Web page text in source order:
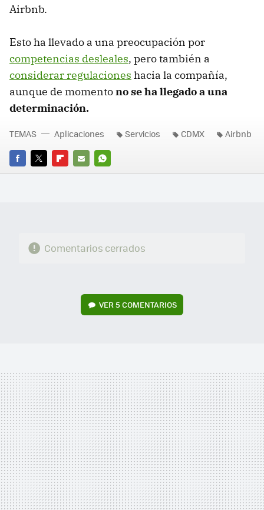
Airbnb.
Esto ha llevado a una preocupación por
competencias desleales, pero también a
considerar regulaciones hacia la compañía,
aunque de momentono se ha llegado a una
determinación.
FACEBOOK
TWITTERFLIPBOARD
E-
WHATSAPP
TEMAS Aplicaciones Servicios CDMX Airbnb
Comentarios cerrados
VER 5 COMENTARIOS